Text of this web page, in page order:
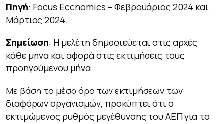
Πηγή: Focus Economics – Φεβρουάριος 2024 και
Μάρτιος 2024.
Σημείωση: Η μελέτη δημοσιεύεται στις αρχές
κάθε μήνα και αφορά στις εκτιμήσεις τους
προηγούμενου μήνα.
Με βάση το μέσο όρο των εκτιμήσεων των
διαφόρων οργανισμών, προκύπτει ότι ο
εκτιμώμενος ρυθμός μεγέθυνσης του ΑΕΠ για το